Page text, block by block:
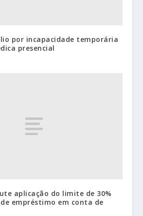
por incapacidade temporária
presencial
aplicação do limite de 30%
empréstimo em conta de